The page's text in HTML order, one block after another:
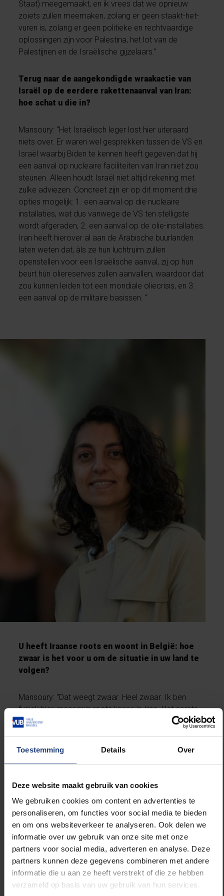
Toestemming Details Over
Deze website maakt gebruik van cookies
We gebruiken cookies om content en advertenties te
personaliseren, om functies voor social media te bieden
en om ons websiteverkeer te analyseren. Ook delen we
informatie over uw gebruik van onze site met onze
partners voor social media, adverteren en analyse. Deze
partners kunnen deze gegevens combineren met andere
informatie die u aan ze heeft verstrekt of die ze hebben
verzameld op basis van uw gebruik van hun services.
Staat) meegemaakt, en ik vrees dat we opnieuw
zoiets zullen meemaken, zolang er geen staakt-het-
vuren is, zolang er geen politieke en rechtvaardige
oplossingen zijn voor Palestina, het lot van de
Palestijnen en de Israëlische gijzelaars.”
Terug naar de aangekondigde wraakactie van
Israël op de eerdere rakettenaanval van Iran:
hoe schat u die in?
Mansoury: “Het Israëlisch leger lost hier uiteraard
niets over. Er waren wel gesprekken tussen de VS en
Israël waarbij Biden te kennen heeft gegeven dat hij
een aanval op nucleaire faciliteiten van Iran niet zou
steunen. Alleen houdt Israël niet altijd rekening met
zulke adviezen. Concreet zijn er op dit moment drie
opties mogelijk: 1. een aanval op die nucleaire
installaties, wat dus vanwege de VS ten stelligste
wordt afgeraden, 2. een aanval op de olie-installaties.
Iran heeft hierover al aan de Arabische buurlanden
laten weten dat, àls ze hun luchtruim zullen
openstellen voor een Israëlische aanval, zij op hun
beurt hún oliereserves zullen aanvallen, waardoor dat
zou kunnen leiden tot een mondiale oliecrisis, en 3.
een aanval op de militaire basissen. “
U heeft Iraanse roots en woont in België: hoe
zwaar is het voor u om de situatie in uw land te
volgen?
Mansoury: “Dat weegt zwaar. Heel zwaar. Ik ben
fysiek hier, maar mijn roots liggen in Iran. Het eerste
wat ik ’s ochtends doe, is alle internationale
elke nacht opnieuw zorgen over wat er de afgelopen
uren gebeurd zou zijn. Heel pijnlijk. We weten allemaal
sterker staat. En dus: hoe ziet de toekomt eruit?
nog zal uitbreiden en wat de gevolgen ervan zullen
zijn voor de Palestijnen, Libanezen, Iraniërs,
Jordaniërs, enz...”
Hoe ervaart de Iranese bevolking dit conflict,
deze dreiging?